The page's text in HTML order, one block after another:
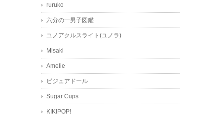
ruruko
六分の一男子図鑑
ユノアクルスライト(ユノラ)
Misaki
Amelie
ビジュアドール
Sugar Cups
KIKIPOP!